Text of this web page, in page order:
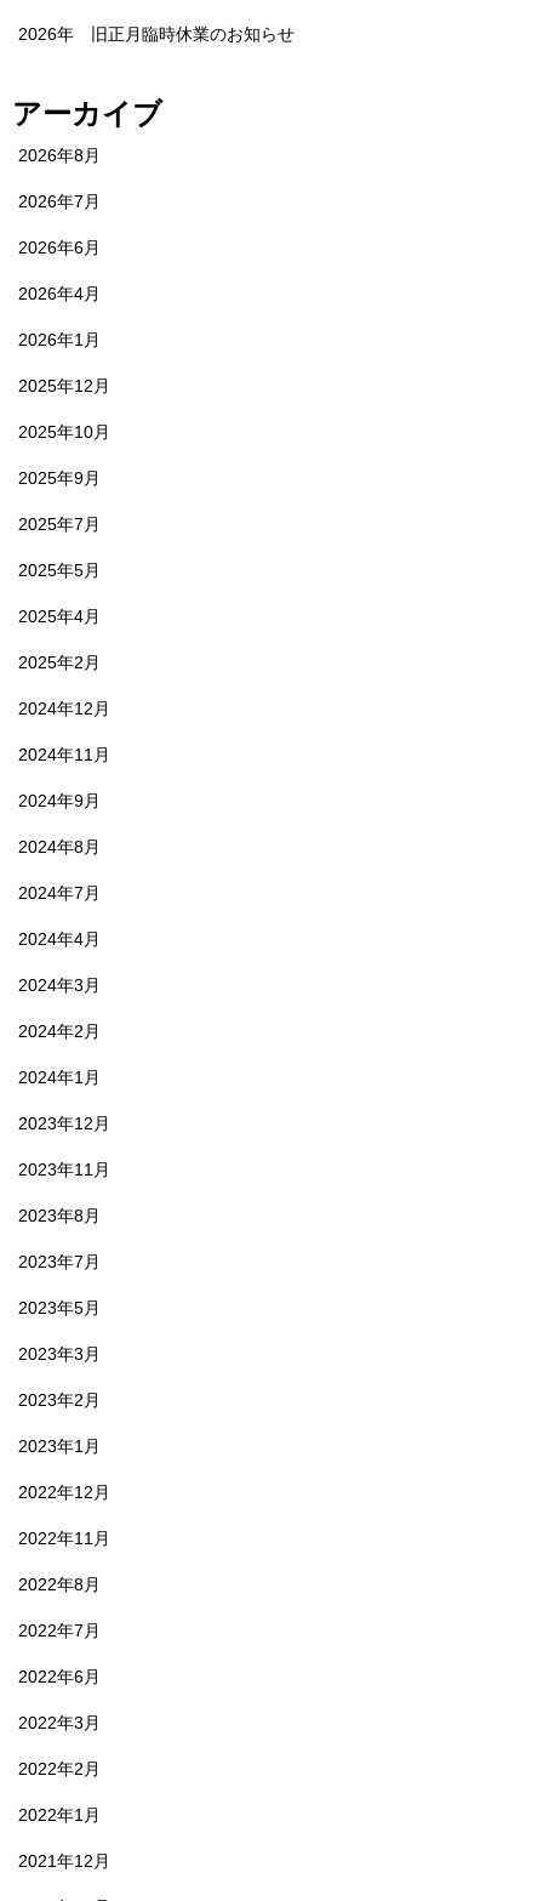
2026年 旧正月臨時休業のお知らせ
アーカイブ
2026年8月
2026年7月
2026年6月
2026年4月
2026年1月
2025年12月
2025年10月
2025年9月
2025年7月
2025年5月
2025年4月
2025年2月
2024年12月
2024年11月
2024年9月
2024年8月
2024年7月
2024年4月
2024年3月
2024年2月
2024年1月
2023年12月
2023年11月
2023年8月
2023年7月
2023年5月
2023年3月
2023年2月
2023年1月
2022年12月
2022年11月
2022年8月
2022年7月
2022年6月
2022年3月
2022年2月
2022年1月
2021年12月